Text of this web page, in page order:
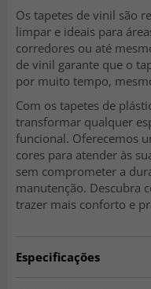
Os tapetes de vinil são
limpar e ideais para
corredores ou até
de vinil garante que o
por muito tempo,
Com os tapetes de
transformar qualquer
funcional. Oferecemos
cores para atender às
sem comprometer a
manutenção. Descubra
trazer mais conforto e
Especificações